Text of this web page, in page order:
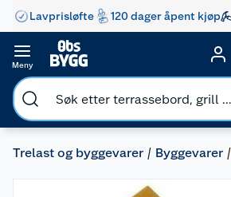
Lavprisløfte 120 dager åpent kjøp
Meny
Trelast og byggevarer Byggevarer